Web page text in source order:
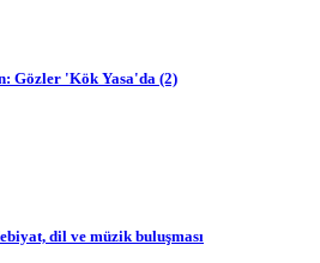
Gözler 'Kök Yasa'da (2)
dil ve müzik buluşması